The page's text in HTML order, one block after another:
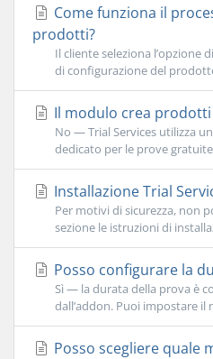
Come funziona il
prodotti?
Il cliente seleziona l’opzione
di configurazione del
Il modulo crea
No — Trial Services utilizza
dedicato per le prove
Installazione Trial
Per motivi di sicurezza, non
sezione le istruzioni di
Posso configurare la
Sì — la durata della prova è
dall’addon. Puoi impostare il
Posso scegliere quale